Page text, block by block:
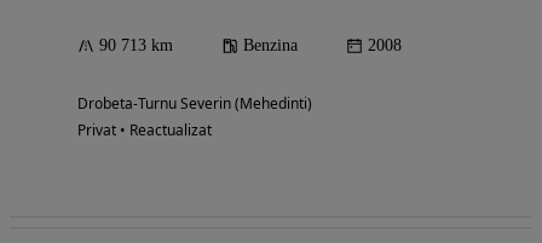
90 713 km Benzina 2008
Drobeta-Turnu Severin (Mehedinti)
Privat • Reactualizat